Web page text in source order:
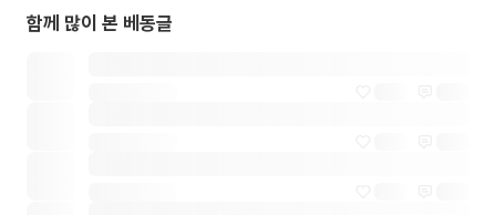
함께 많이 본 베동글